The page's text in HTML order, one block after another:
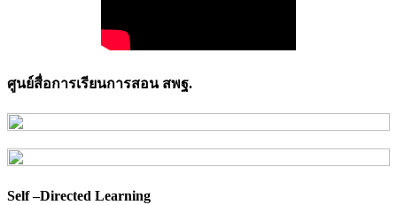
ศูนย์สื่อการเรียนการสอน สพฐ.
Self –Directed Learning